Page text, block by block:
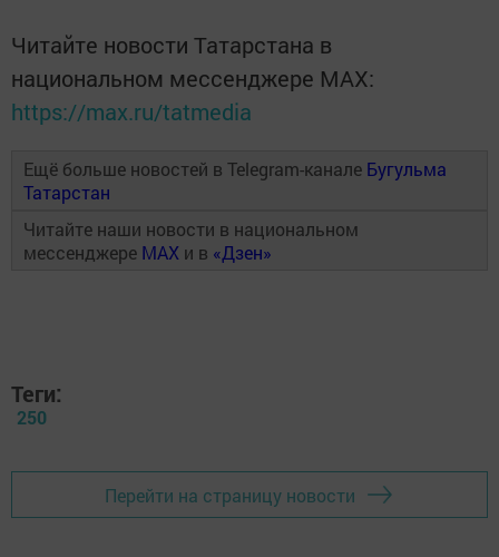
Читайте новости Татарстана в
национальном мессенджере MАХ:
https://max.ru/tatmedia
Ещё больше новостей в Telegram-канале Бугульма
Татарстан
Читайте наши новости в национальном
мессенджере MAX и в «Дзен»
Теги:
250
Перейти на страницу новости